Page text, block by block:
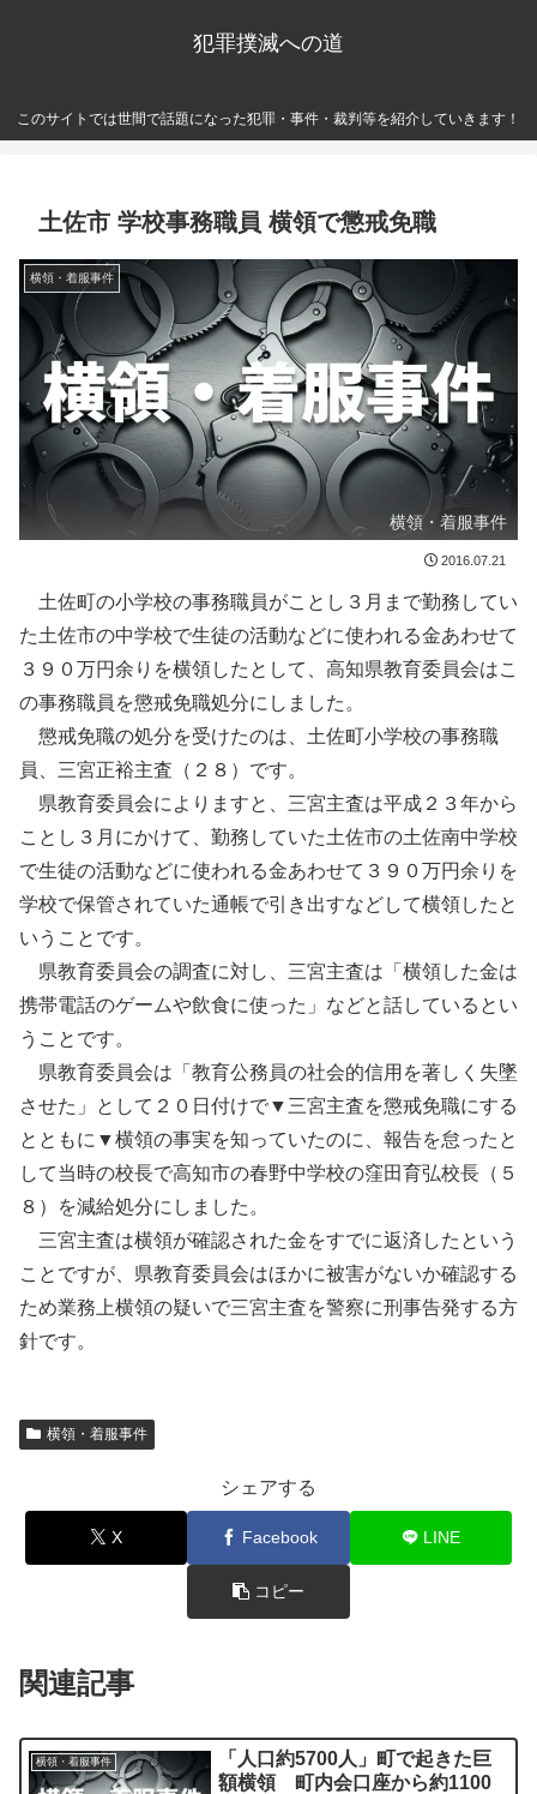
犯罪撲滅への道
このサイトでは世間で話題になった犯罪・事件・裁判等を紹介していきます！
土佐市 学校事務職員 横領で懲戒免職
横領・着服事件
横領・着服事件
2016.07.21
土佐町の小学校の事務職員がことし３月まで勤務してい
た土佐市の中学校で生徒の活動などに使われる金あわせて
３９０万円余りを横領したとして、高知県教育委員会はこ
の事務職員を懲戒免職処分にしました。
懲戒免職の処分を受けたのは、土佐町小学校の事務職
員、三宮正裕主査（２８）です。
県教育委員会によりますと、三宮主査は平成２３年から
ことし３月にかけて、勤務していた土佐市の土佐南中学校
で生徒の活動などに使われる金あわせて３９０万円余りを
学校で保管されていた通帳で引き出すなどして横領したと
いうことです。
県教育委員会の調査に対し、三宮主査は「横領した金は
携帯電話のゲームや飲食に使った」などと話しているとい
うことです。
県教育委員会は「教育公務員の社会的信用を著しく失墜
させた」として２０日付けで▼三宮主査を懲戒免職にする
とともに▼横領の事実を知っていたのに、報告を怠ったと
して当時の校長で高知市の春野中学校の窪田育弘校長（５
８）を減給処分にしました。
三宮主査は横領が確認された金をすでに返済したという
ことですが、県教育委員会はほかに被害がないか確認する
ため業務上横領の疑いで三宮主査を警察に刑事告発する方
針です。
横領・着服事件
シェアする
X Facebook LINE
コピー
関連記事
横領・着服事件
「人口約5700人」町で起きた巨
額横領 町内会口座から約1100